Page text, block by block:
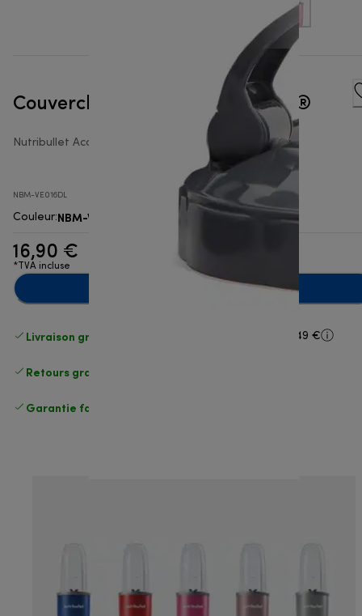
Couvercle de voyage nutribullet®
Nutribullet Accessoires Personal Blender
NBM-VE016DL
Couleur:NBM-VE016DL
16,90 €
*TVA incluse
Ajouter au panier
Livraison gratuite standard standard à partir de 49 €
Retours gratuits
Garantie fabricant complète